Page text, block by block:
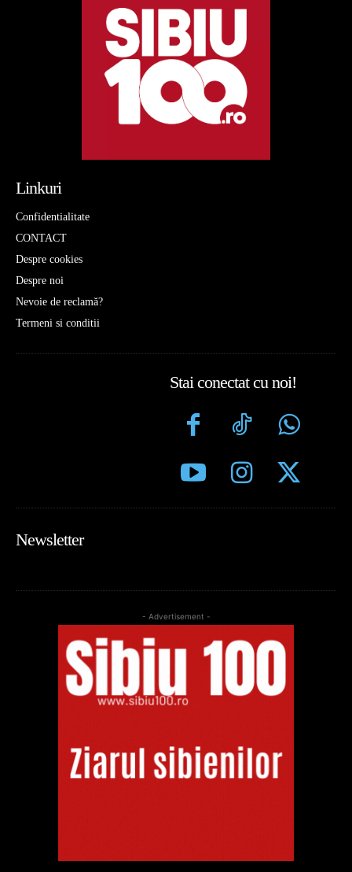
Linkuri
Confidentialitate
CONTACT
Despre cookies
Despre noi
Nevoie de reclamă?
Termeni si conditii
Stai conectat cu noi!
Newsletter
- Advertisement -